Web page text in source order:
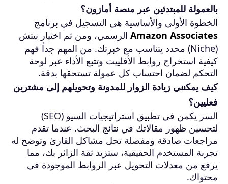
بالعمولة للمبتدئين عبر منصة أمازون؟
الخطوة الأولى والأساسية هي التسجيل في برنامج
Amazon Associates الرسمي، ومن ثم اختيار نيتش
(Niche) محدد يتناسب مع خبرتك. من المهم جداً فهم
كيفية استخراج روابط الأفلييت وتتبع الأداء عبر لوحة
التحكم لضمان احتساب كل عمولة تستحقها بدقة.
كيف يمكنني زيادة الزوار للمدونة وتحويلهم إلى مشترين
فعليين؟
السر يكمن في تطبيق استراتيجيات السيو (SEO)
لتحسين ظهور مقالاتك في نتائج البحث. عندما تقدم
مراجعات صادقة ومفصلة تحل مشاكل القارئ وتوضح له
تجربة المستخدم الحقيقية، ستزيد ثقة الزائر بك، مما
يرفع من معدلات التحويل عبر الروابط الموجودة في
محتواك.